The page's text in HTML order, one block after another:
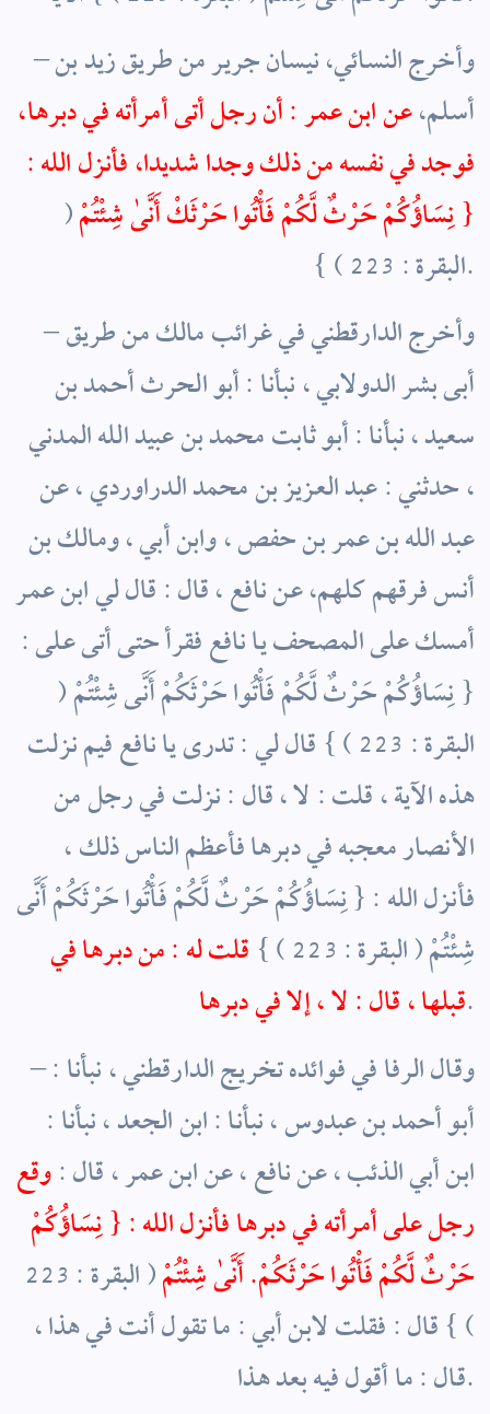
– وأخرج النسائي، نيسان جرير من طريق زيد بن
أسلم،عن ابن عمر : أن رجل أتى أمرأته في دبرها،
فوجد في نفسه من ذلك وجدا شديدا، فأنزل الله :
{ نِسَاؤُكُمْ حَرْثٌ لَّكُمْ فَأْتُوا حَرْثَكْ أَنَّىٰ شِئْتُمْ(
البقرة : 223 ) }.
– وأخرج الدارقطني في غرائب مالك من طريق
أبى بشر الدولابي ، نبأنا : أبو الحرث أحمد بن
سعيد ، نبأنا : أبو ثابت محمد بن عبيد الله المدني
، حدثني : عبد العزيز بن محمد الدراوردي ، عن
عبد الله بن عمر بن حفص ، وابن أبي ، ومالك بن
أنس فرقهم كلهم، عن نافع ، قال : قال لي ابن عمر
أمسك على المصحف يا نافع فقرأ حتى أتى على :
{ نِسَاؤُكُمْ حَرْثٌ لَّكُمْ فَأْتُوا حَرْثَكُمْ أَنَّى شِئْتُمْ (
البقرة : 223 ) } قال لي : تدرى يا نافع فيم نزلت
هذه الآية ، قلت : لا ، قال : نزلت في رجل من
الأنصار معجبه في دبرها فأعظم الناس ذلك ،
فأنزل الله : { نِسَاؤُكُمْ حَرْثٌ لَّكُمْ فَأْتُوا حَرْثَكُمْ أَنَّى
شِئْتُمْ ( البقرة : 223 ) }
قلت له : من دبرها في
قبلها ، قال : لا ، إلا في دبرها.
– وقال الرفا في فوائده تخريج الدارقطني ، نبأنا :
أبو أحمد بن عبدوس ، نبأنا : ابن الجعد ، نبأنا :
ابن أبي الذئب ، عن نافع ، عن ابن عمر ، قال :وقع
رجل على أمرأته في دبرها فأنزل الله : { نِسَاؤُكُمْ
حَرْثٌ لَّكُمْ فَأْتُوا حَرْثَكُمْ. أَنَّىٰ شِئْتُمْ
( البقرة : 223
) } قال : فقلت لابن أبي : ما تقول أنت في هذا ،
قال : ما أقول فيه بعد هذا.